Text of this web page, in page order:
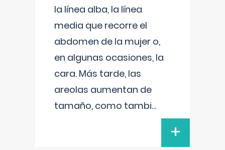
la línea alba, la línea
media que recorre el
abdomen de la mujer o,
en algunas ocasiones, la
cara. Más tarde, las
areolas aumentan de
tamaño, como tambi...
+